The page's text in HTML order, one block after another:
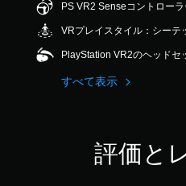
PS VR2 Senseコントロー
VRプレイスタイル：シーテ
PlayStation VR2のヘッド
すべて表示
評価と